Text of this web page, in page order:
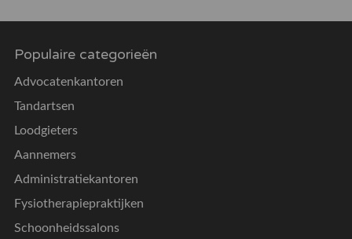
Populaire categorieën
Advocatenkantoren
Tandartsen
Loodgieters
Aannemers
Administratiekantoren
Fysiotherapiepraktijken
Schoonheidssalons